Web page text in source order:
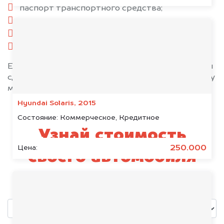
Hyundai Solaris, 2015
Состояние: Коммерческое, Кредитное
Цена: 250.000
паспорт транспортного средства;
Если у вас нет всех документов, то наши юристы
сделают всё возможное, чтобы оформить сделку
максимально быстро!
Узнай стоимость
своего автомобиля